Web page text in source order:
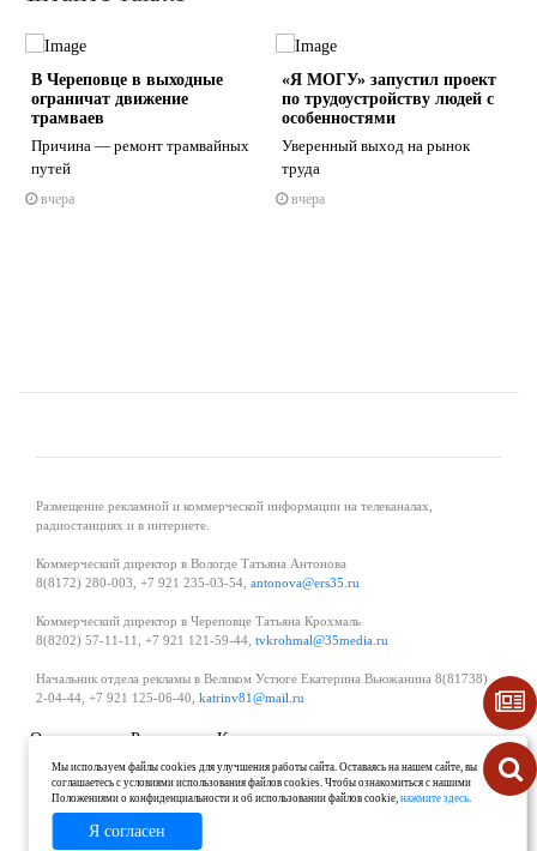
В Череповце в выходные
ограничат движение
трамваев
Причина — ремонт трамвайных
путей
вчера
«Я МОГУ» запустил проект
по трудоустройству людей с
особенностями
Уверенный выход на рынок
труда
вчера
Размещение рекламной и коммерческой информации на телеканалах,
радиостанциях и в интернете.
Коммерческий директор в Вологде Татьяна Антонова
8(8172) 280-003, +7 921 235-03-54, antonova@ers35.ru
Коммерческий директор в Череповце Татьяна Крохмаль
8(8202) 57-11-11, +7 921 121-59-44, tvkrohmal@35media.ru
Начальник отдела рекламы в Великом Устюге Екатерина Вьюжанина 8(81738)
2-04-44, +7 921 125-06-40, katrinv81@mail.ru
О проекте Реклама
Контакты
Политика в области обработки и защиты персональных данных
Мы используем файлы cookies для улучшения работы сайта. Оставаясь на нашем сайте, вы
соглашаетесь с условиями использования файлов cookies. Чтобы ознакомиться с нашими
Положениями о конфиденциальности и об использовании файлов cookie,нажмите здесь.
Я согласен